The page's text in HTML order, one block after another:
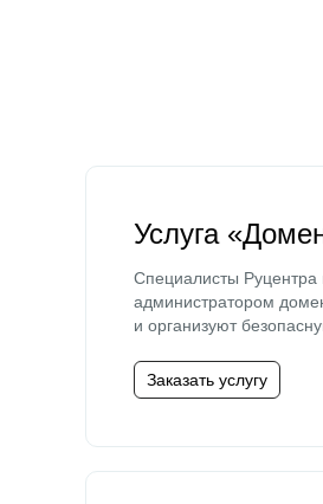
Услуга
Специалисты Руцентра
администратором
и организуют
Заказать услугу